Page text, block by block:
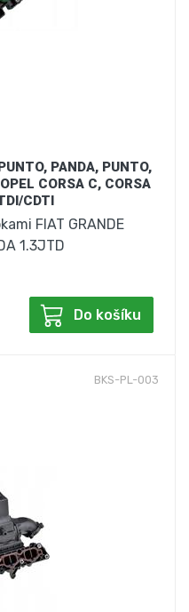
PANDA, PUNTO,
CORSA C, CORSA
CDTI
FIAT GRANDE
1.3JTD
Do košíku
BKS-PL-003